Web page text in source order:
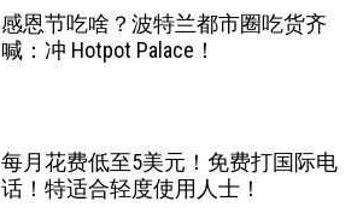
感恩节吃啥？波特兰都市圈吃货齐
喊：冲 Hotpot Palace！
每月花费低至5美元！免费打国际电
话！特适合轻度使用人士！